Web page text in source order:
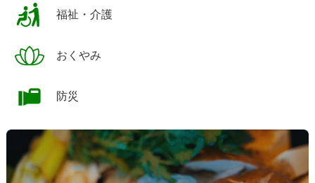
福祉・介護
おくやみ
防災